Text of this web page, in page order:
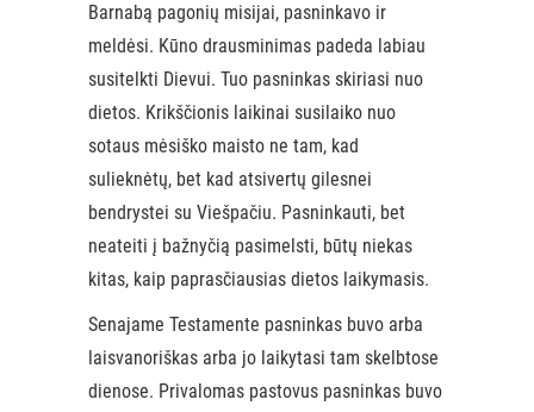
Barnabą pagonių misijai, pasninkavo ir
meldėsi. Kūno drausminimas padeda labiau
susitelkti Dievui. Tuo pasninkas skiriasi nuo
dietos. Krikščionis laikinai susilaiko nuo
sotaus mėsiško maisto ne tam, kad
sulieknėtų, bet kad atsivertų gilesnei
bendrystei su Viešpačiu. Pasninkauti, bet
neateiti į bažnyčią pasimelsti, būtų niekas
kitas, kaip paprasčiausias dietos laikymasis.
Senajame Testamente pasninkas buvo arba
laisvanoriškas arba jo laikytasi tam skelbtose
dienose. Privalomas pastovus pasninkas buvo